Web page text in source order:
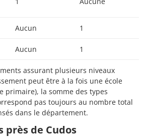
Aucun 1
Aucun 1
assurant plusieurs niveaux
peut être à la fois une école
primaire), la somme des types
pas toujours au nombre total
dans le département.
près de Cudos